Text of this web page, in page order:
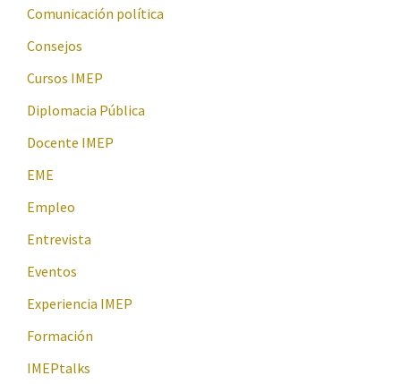
Comunicación política
Consejos
Cursos IMEP
Diplomacia Pública
Docente IMEP
EME
Empleo
Entrevista
Eventos
Experiencia IMEP
Formación
IMEPtalks